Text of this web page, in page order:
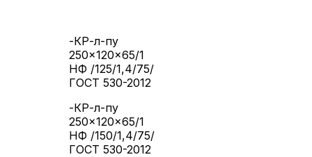
-КР-л-пу
250×120×65/1
НФ /125/1,4/75/
ГОСТ 530-2012
-КР-л-пу
250×120×65/1
НФ /150/1,4/75/
ГОСТ 530-2012